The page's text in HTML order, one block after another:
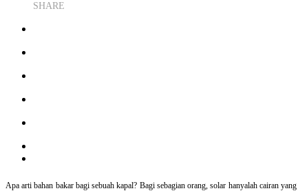
SHARE
Apa arti bahan bakar bagi sebuah kapal? Bagi sebagian orang, solar hanyalah cairan